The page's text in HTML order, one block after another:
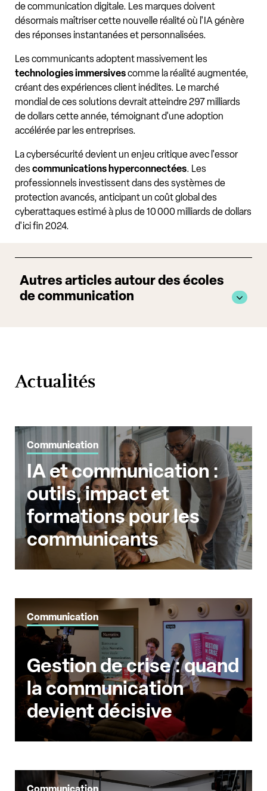
de communication digitale. Les marques doivent
désormais maîtriser cette nouvelle réalité où l'IA génère
des réponses instantanées et personnalisées.
Les communicants adoptent massivement les
technologies immersivescomme la réalité augmentée,
créant des expériences client inédites. Le marché
mondial de ces solutions devrait atteindre 297 milliards
de dollars cette année, témoignant d'une adoption
accélérée par les entreprises.
La cybersécurité devient un enjeu critique avec l'essor
descommunications hyperconnectées. Les
professionnels investissent dans des systèmes de
protection avancés, anticipant un coût global des
cyberattaques estimé à plus de 10 000 milliards de dollars
d'ici fin 2024.
Autres articles autour des écoles
de communication
Actualités
Communication
IA et communication :
outils, impact et
formations pour les
communicants
Communication
Gestion de crise : quand
la communication
devient décisive